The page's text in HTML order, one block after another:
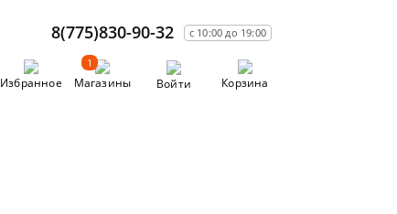
8(775)830-90-32 с 10:00 до 19:00
Избранное Магазины
1
Войти Корзина